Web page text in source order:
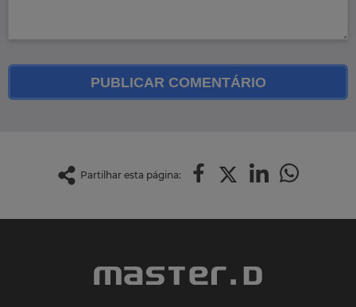
PUBLICAR COMENTÁRIO
Partilhar esta página: